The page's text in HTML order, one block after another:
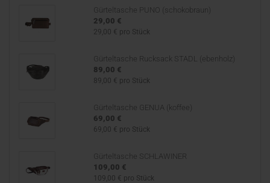
Gürteltasche PUNO (schokobraun)
29,00 €
29,00 € pro Stück
Gürteltasche Rucksack STADL (ebenholz)
89,00 €
89,00 € pro Stück
Gürteltasche GENUA (koffee)
69,00 €
69,00 € pro Stück
Gürteltasche SCHLAWINER
109,00 €
109,00 € pro Stück